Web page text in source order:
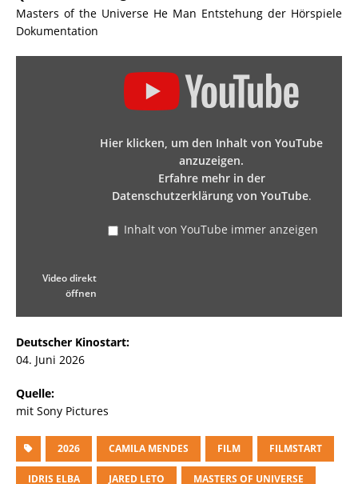
Masters of the Universe He Man Entstehung der Hörspiele
Dokumentation
Hier klicken, um den Inhalt von YouTube
anzuzeigen.
Erfahre mehr in der
Datenschutzerklärung von YouTube.
Inhalt von YouTube immer anzeigen
Video direkt
öffnen
Deutscher Kinostart:
04. Juni 2026
Quelle:
mit Sony Pictures
2026 CAMILA MENDES FILM FILMSTART
IDRIS ELBA JARED LETO MASTERS OF UNIVERSE